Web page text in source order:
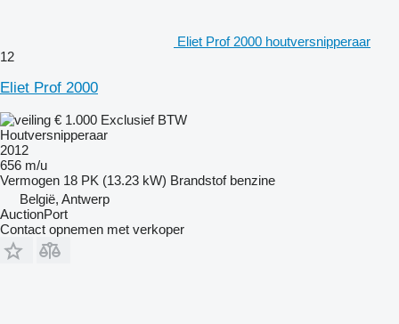
Eliet Prof 2000 houtversnipperaar
12
Eliet Prof 2000
€ 1.000 Exclusief BTW
Houtversnipperaar
2012
656 m/u
Vermogen 18 PK (13.23 kW) Brandstof benzine
België, Antwerp
AuctionPort
Contact opnemen met verkoper